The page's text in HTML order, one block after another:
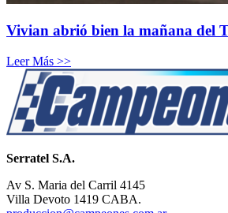
Vivian abrió bien la mañana del
Leer Más >>
Serratel S.A.
Av S. Maria del Carril 4145
Villa Devoto 1419 CABA.